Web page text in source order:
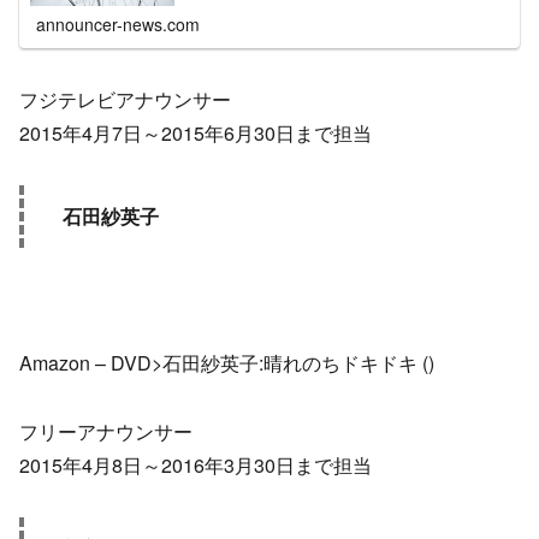
announcer-news.com
フジテレビアナウンサー
2015年4月7日～2015年6月30日まで担当
石田紗英子
Amazon – DVD>石田紗英子:晴れのちドキドキ ()
フリーアナウンサー
2015年4月8日～2016年3月30日まで担当